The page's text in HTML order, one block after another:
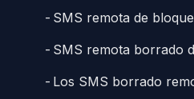
SMS remota de
SMS remota borrado
Los SMS borrado